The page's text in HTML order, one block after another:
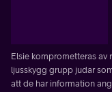
Elsie komprometteras av
ljusskygg grupp judar
att de har information